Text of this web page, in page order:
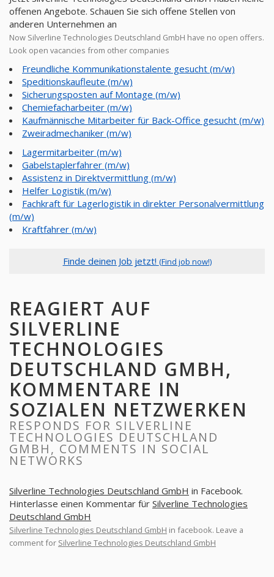
offenen Angebote. Schauen Sie sich offene Stellen von
anderen Unternehmen an
Now Silverline Technologies Deutschland GmbH have no open offers.
Look open vacancies from other companies
Freundliche Kommunikationstalente gesucht (m/w)
Speditionskaufleute (m/w)
Sicherungsposten auf Montage (m/w)
Chemiefacharbeiter (m/w)
Kaufmännische Mitarbeiter für Back-Office gesucht (m/w)
​Zweiradmechaniker (m/w)
Lagermitarbeiter (m/w)
Gabelstaplerfahrer (m/w)
Assistenz in Direktvermittlung (m/w)
Helfer Logistik (m/w)
Fachkraft für Lagerlogistik in direkter Personalvermittlung
(m/w)
Kraftfahrer (m/w)
Finde deinen Job jetzt! (Find job now!)
REAGIERT AUF
SILVERLINE
TECHNOLOGIES
DEUTSCHLAND GMBH,
KOMMENTARE IN
SOZIALEN NETZWERKEN
RESPONDS FOR SILVERLINE
TECHNOLOGIES DEUTSCHLAND
GMBH, COMMENTS IN SOCIAL
NETWORKS
Silverline Technologies Deutschland GmbH in Facebook.
Hinterlasse einen Kommentar für Silverline Technologies
Deutschland GmbH
Silverline Technologies Deutschland GmbH in facebook. Leave a
comment for Silverline Technologies Deutschland GmbH